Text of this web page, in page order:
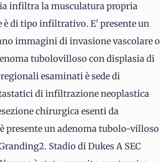
infiltra la musculatura propria
è di tipo infiltrativo. E' presente un
immagini di invasione vascolare o
tubolovilloso con displasia di
esaminati è sede di
di infiltrazione neoplastica
chirurgica esenti da
un adenoma tubolo-villoso
Stadio di Dukes A SEC